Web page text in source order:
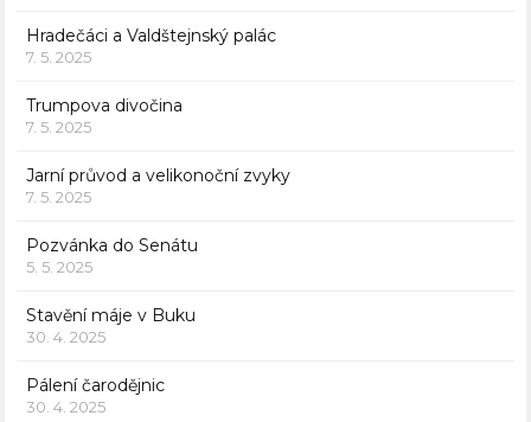
Hradečáci a Valdštejnský palác
7. 5. 2025
Trumpova divočina
7. 5. 2025
Jarní průvod a velikonoční zvyky
7. 5. 2025
Pozvánka do Senátu
5. 5. 2025
Stavění máje v Buku
30. 4. 2025
Pálení čarodějnic
30. 4. 2025